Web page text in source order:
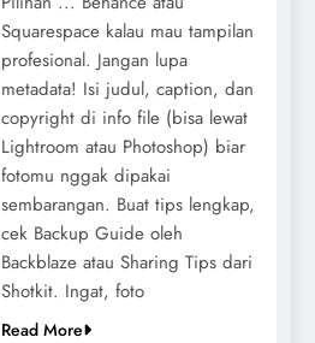
Squarespace kalau mau tampilan
profesional. Jangan lupa
metadata! Isi judul, caption, dan
copyright di info file (bisa lewat
Lightroom atau Photoshop) biar
fotomu nggak dipakai
sembarangan. Buat tips lengkap,
cek Backup Guide oleh
Backblaze atau Sharing Tips dari
Shotkit. Ingat, foto
Read More